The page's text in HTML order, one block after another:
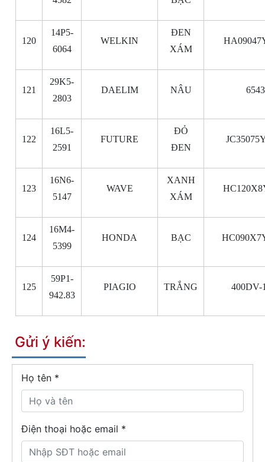
120
14P5-
6064
WELKIN
ĐEN
XÁM
121
29K5-
2803
DAELIM NÂU
122
16L5-
2591
FUTURE
ĐỎ
ĐEN
123
16N6-
5147
WAVE
XANH
XÁM
124
16M4-
5399
HONDA BẠC
125
59P1-
942.83
PIAGIO TRẮNG 400DV-
Gửi ý kiến:
Họ tên *
Điện thoại hoặc email *